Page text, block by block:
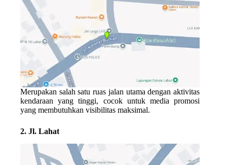
Merupakan salah satu ruas jalan utama dengan aktivitas
kendaraan yang tinggi, cocok untuk media promosi
yang membutuhkan visibilitas maksimal.
2. Jl. Lahat